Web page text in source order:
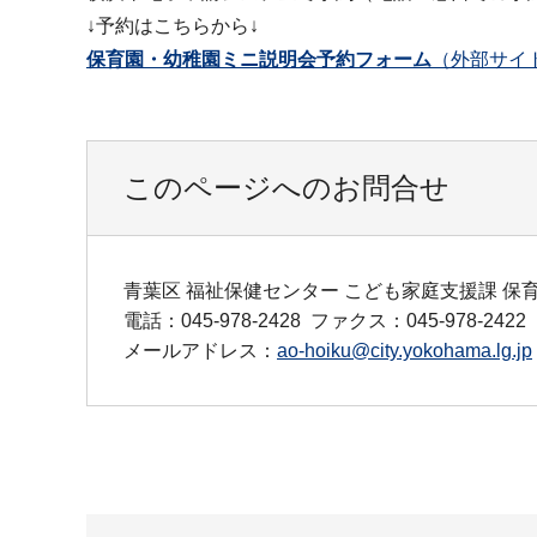
↓予約はこちらから↓
保育園・幼稚園ミニ説明会予約フォーム （外部サイ
このページへのお問合せ
青葉区 福祉保健センター こども家庭支援課 保
電話：045-978-2428 ファクス：045-978-2422
メールアドレス： ao-hoiku@city.yokohama.lg.jp